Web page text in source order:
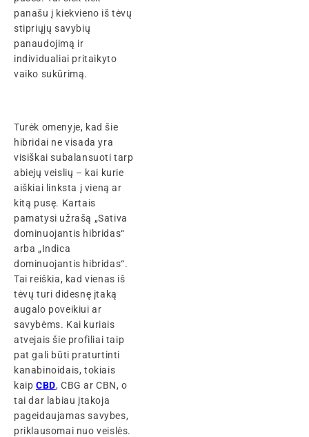
panašu į kiekvieno iš tėvų
stipriųjų savybių
panaudojimą ir
individualiai pritaikyto
vaiko sukūrimą.
Turėk omenyje, kad šie
hibridai ne visada yra
visiškai subalansuoti tarp
abiejų veislių – kai kurie
aiškiai linksta į vieną ar
kitą pusę. Kartais
pamatysi užrašą „Sativa
dominuojantis hibridas“
arba „Indica
dominuojantis hibridas“.
Tai reiškia, kad vienas iš
tėvų turi didesnę įtaką
augalo poveikiui ar
savybėms. Kai kuriais
atvejais šie profiliai taip
pat gali būti praturtinti
kanabinoidais, tokiais
kaip CBD, CBG ar CBN, o
tai dar labiau įtakoja
pageidaujamas savybes,
priklausomai nuo veislės.